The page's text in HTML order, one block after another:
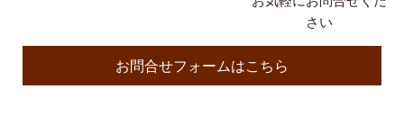
さい
お問合せフォームはこちら